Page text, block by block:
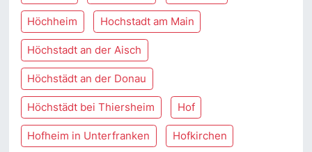
Höchheim Hochstadt am Main
Höchstadt an der Aisch
Höchstädt an der Donau
Höchstädt bei Thiersheim Hof
Hofheim in Unterfranken Hofkirchen